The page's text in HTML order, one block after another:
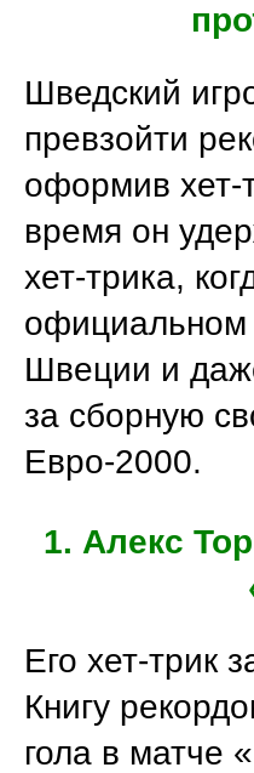
Шведский
превзойти
оформив хет-
время он
хет-трика,
официальном
Швеции и
за сборную
Евро-2000.
1. Алекс
Его хет-трик
Книгу
гола в матче